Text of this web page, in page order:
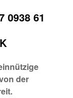
0938 61
der